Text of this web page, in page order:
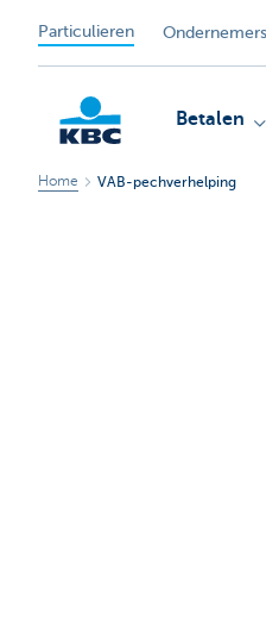
Particulieren Ondernemers
Betalen
Home VAB-pechverhelping